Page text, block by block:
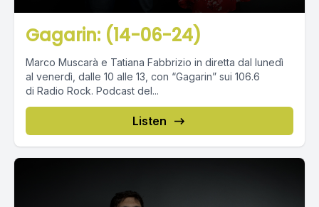
Gagarin: (14-06-24)
Marco Muscarà e Tatiana Fabbrizio in diretta dal lunedì
al venerdì, dalle 10 alle 13, con “Gagarin” sui 106.6
di Radio Rock. Podcast del...
Listen